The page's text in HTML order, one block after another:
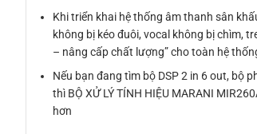
Khi triển khai hệ thống âm thanh sân
không bị kéo đuôi, vocal không bị chìm,
– nâng cấp chất lượng” cho toàn hệ
Nếu bạn đang tìm bộ DSP 2 in 6 out, bộ
thì BỘ XỬ LÝ TÍNH HIỆU MARANI
hơn